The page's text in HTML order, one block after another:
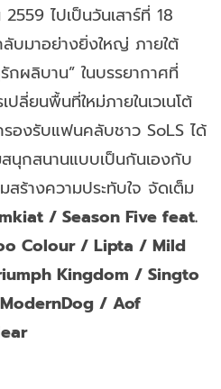
ไปเป็นวันเสาร์ที่ 18
มาอย่างยิ่งใหญ่ ภายใต้
ผลิบาน” ในบรรยากาศที่
ลี่ยนพื้นที่ใหม่ภายในเวเนโต้
องรับแฟนคลับชาว SoLS ได้
นุกสนานแบบเป็นกันเองกับ
ร้างความประทับใจ จัดเต็ม
/ Season Five feat.
Colour / Lipta / Mild
Kingdom / Singto
/ Aof